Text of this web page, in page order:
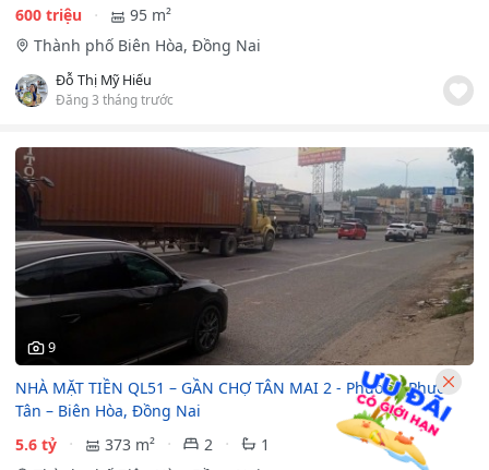
600 triệu
95 m²
Thành phố Biên Hòa, Đồng Nai
Đỗ Thị Mỹ Hiếu
Đăng 3 tháng trước
9
NHÀ MẶT TIỀN QL51 – GẦN CHỢ TÂN MAI 2 - Phường Phước
Tân – Biên Hòa, Đồng Nai
5.6 tỷ
373 m² 2
1